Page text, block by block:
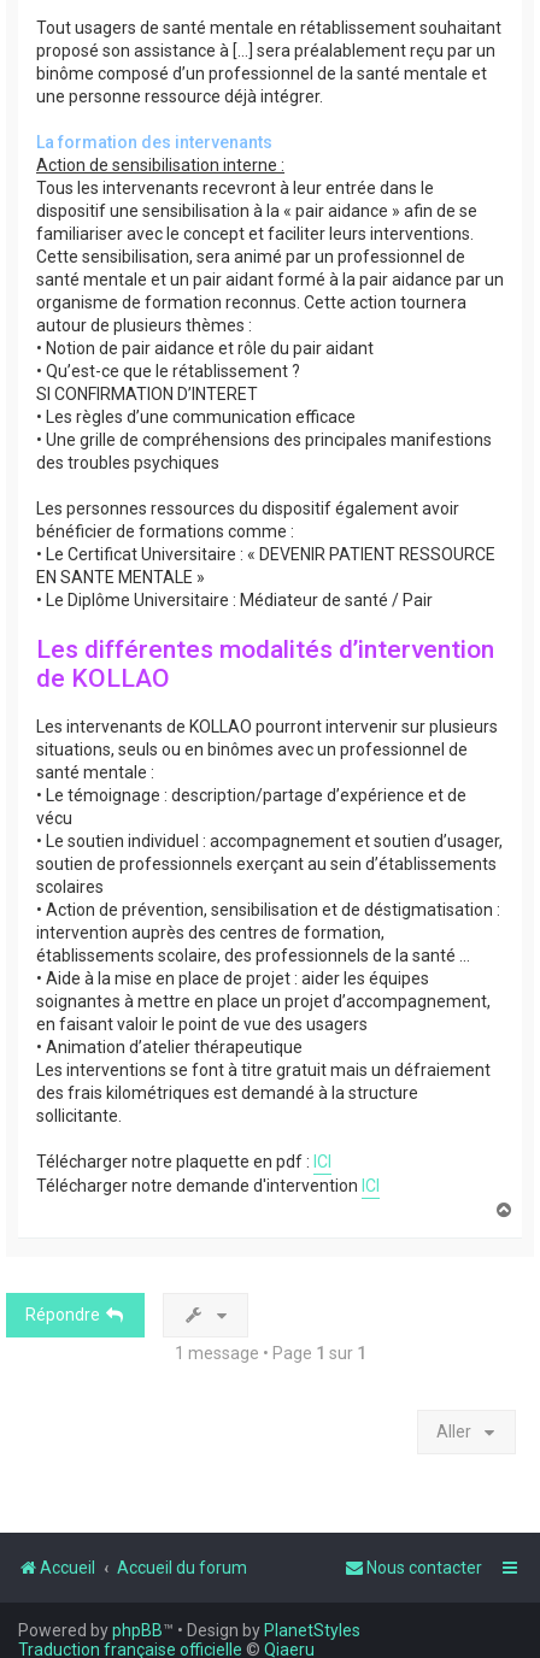
Tout usagers de santé mentale en rétablissement souhaitant
proposé son assistance à […] sera préalablement reçu par un
binôme composé d’un professionnel de la santé mentale et
une personne ressource déjà intégrer.
La formation des intervenants
Action de sensibilisation interne :
Tous les intervenants recevront à leur entrée dans le
dispositif une sensibilisation à la « pair aidance » afin de se
familiariser avec le concept et faciliter leurs interventions.
Cette sensibilisation, sera animé par un professionnel de
santé mentale et un pair aidant formé à la pair aidance par un
organisme de formation reconnus. Cette action tournera
autour de plusieurs thèmes :
• Notion de pair aidance et rôle du pair aidant
• Qu’est-ce que le rétablissement ?
SI CONFIRMATION D’INTERET
• Les règles d’une communication efficace
• Une grille de compréhensions des principales manifestions
des troubles psychiques
Les personnes ressources du dispositif également avoir
bénéficier de formations comme :
• Le Certificat Universitaire : « DEVENIR PATIENT RESSOURCE
EN SANTE MENTALE »
• Le Diplôme Universitaire : Médiateur de santé / Pair
Les différentes modalités d’intervention
de KOLLAO
Les intervenants de KOLLAO pourront intervenir sur plusieurs
situations, seuls ou en binômes avec un professionnel de
santé mentale :
• Le témoignage : description/partage d’expérience et de
vécu
• Le soutien individuel : accompagnement et soutien d’usager,
soutien de professionnels exerçant au sein d’établissements
scolaires
• Action de prévention, sensibilisation et de déstigmatisation :
intervention auprès des centres de formation,
établissements scolaire, des professionnels de la santé …
• Aide à la mise en place de projet : aider les équipes
soignantes à mettre en place un projet d’accompagnement,
en faisant valoir le point de vue des usagers
• Animation d’atelier thérapeutique
Les interventions se font à titre gratuit mais un défraiement
des frais kilométriques est demandé à la structure
sollicitante.
Télécharger notre plaquette en pdf : ICI
Télécharger notre demande d'intervention ICI
Répondre
1 message • Page 1 sur 1
Aller
Accueil Accueil du forum Nous contacter
Powered byphpBB™ • Design by PlanetStyles
Traduction française officielle © Qiaeru